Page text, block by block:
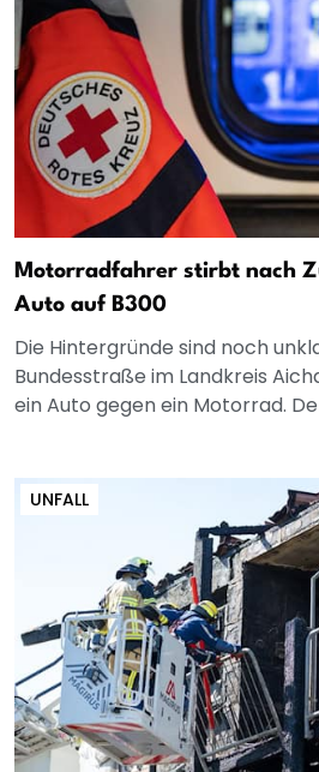
Motorradfahrer stirbt nach
Auto auf B300
Die Hintergründe sind noch
Bundesstraße im Landkreis
ein Auto gegen ein Motorrad.
UNFALL